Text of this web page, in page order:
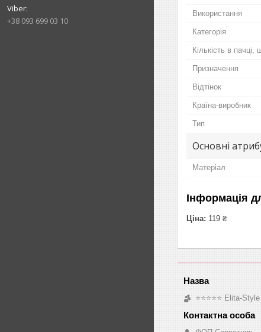
+38 093 699 03 10
Використання
Категорія
Кількість в пачці,
Призначення
Відтінок
Країна-виробник
Тип
Основні
Матеріал
Інформація
Ціна: 119 ₴
⭐⭐⭐⭐⭐ Elita-Style